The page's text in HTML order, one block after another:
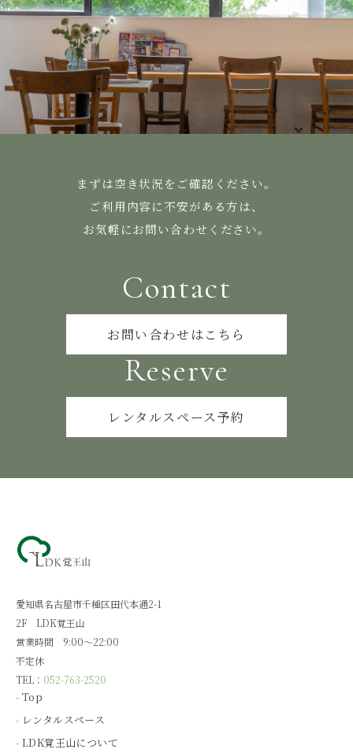
まずは空き状況をご確認ください。
ご利用内容に不安がある方は、
お気軽にお問い合わせください。
Contact
お問い合わせはこちら
Reserve
レンタルスペース予約
愛知県名古屋市千種区田代本通2-1
2F LDK覚王山
営業時間 9:00～22:00
不定休
TEL： 052-763-2520
Top
レンタルスペース
LDK覚王山について